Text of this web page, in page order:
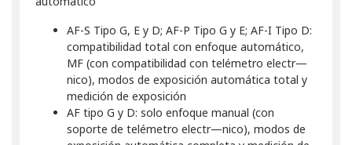
AF-S Tipo G, E y D; AF-P Tipo G y E; AF-I Tipo D:
compatibilidad total con enfoque automático,
MF (con compatibilidad con telémetro electr—
nico), modos de exposición automática total y
medición de exposición
AF tipo G y D: solo enfoque manual (con
soporte de telémetro electr—nico), modos de